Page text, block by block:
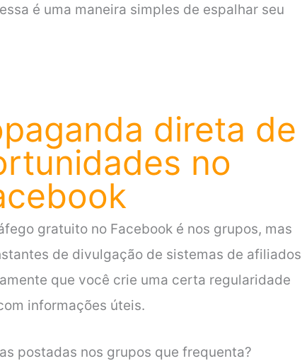
é uma maneira simples de espalhar seu
direta de
no
gratuito no Facebook é nos grupos, mas
de divulgação de sistemas de afiliados
que você crie uma certa regularidade
informações úteis.
postadas nos grupos que frequenta?